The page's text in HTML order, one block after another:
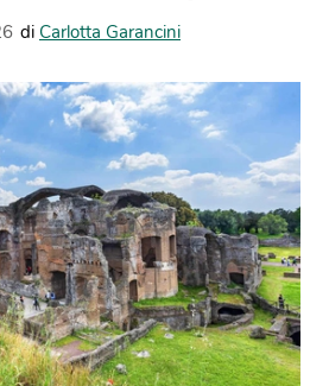
di Carlotta Garancini